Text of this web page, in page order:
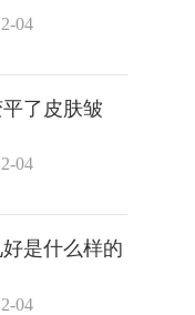
04
了皮肤皱
04
是什么样的
04